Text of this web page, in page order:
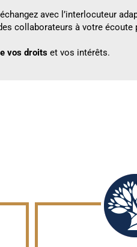
avec l’interlocuteur
collaborateurs à votre écoute
vos droits et vos intérêts.